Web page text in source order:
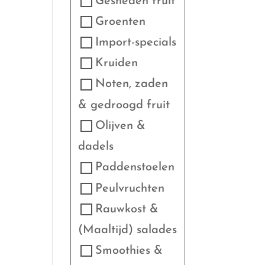
Groenten
Import-specials
Kruiden
Noten, zaden
& gedroogd fruit
Olijven &
dadels
Paddenstoelen
Peulvruchten
Rauwkost &
(Maaltijd) salades
Smoothies &